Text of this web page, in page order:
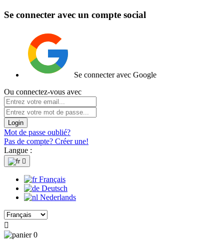
Se connecter avec un compte social
Se connecter avec Google
Ou connectez-vous avec
Login
Mot de passe oublié?
Pas de compte? Créer une!
Langue :

Français
Deutsch
Nederlands

0